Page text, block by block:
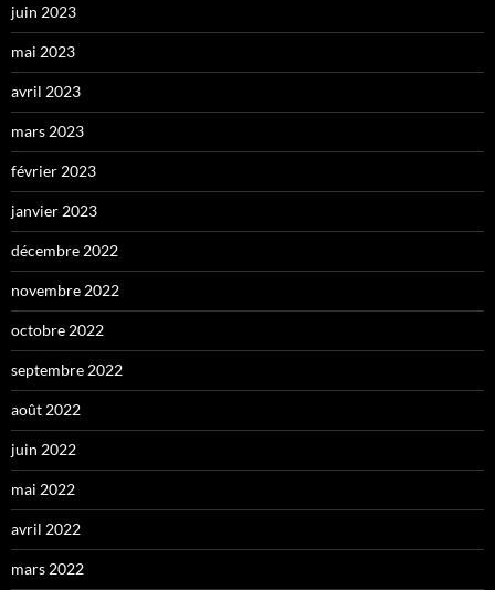
juin 2023
mai 2023
avril 2023
mars 2023
février 2023
janvier 2023
décembre 2022
novembre 2022
octobre 2022
septembre 2022
août 2022
juin 2022
mai 2022
avril 2022
mars 2022